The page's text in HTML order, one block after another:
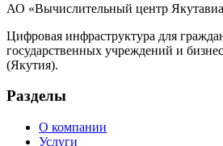
АО «Вычислительный центр
Цифровая инфраструктура для
государственных учреждений и
(Якутия).
Разделы
О компании
Услуги